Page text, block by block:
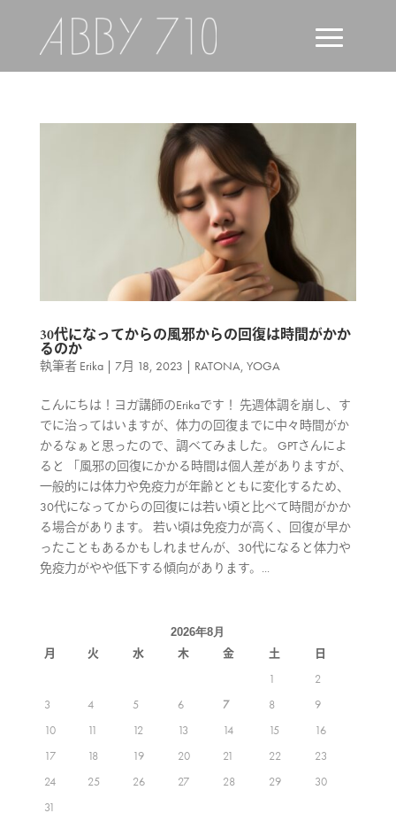
30代になってからの風邪からの回復は時間がかか
るのか
執筆者 Erika| 7月 18, 2023 | RATONA, YOGA
こんにちは！ヨガ講師のErikaです！ 先週体調を崩し、す
でに治ってはいますが、体力の回復までに中々時間がか
かるなぁと思ったので、調べてみました。 GPTさんによ
ると 「風邪の回復にかかる時間は個人差がありますが、
一般的には体力や免疫力が年齢とともに変化するため、
30代になってからの回復には若い頃と比べて時間がかか
る場合があります。 若い頃は免疫力が高く、回復が早か
ったこともあるかもしれませんが、30代になると体力や
免疫力がやや低下する傾向があります。...
2026年8月
月 火 水 木 金 土
日
1
2
3
4 5 6 7 8
9
10
11 12 13 14 15
16
17
18 19 20 21 22
23
24
25 26 27 28 29
30
31